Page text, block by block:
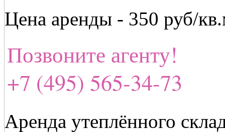
Цена аренды - 350 руб/
Позвоните агенту!
+7 (495) 565-34-73
Аренда утеплённого